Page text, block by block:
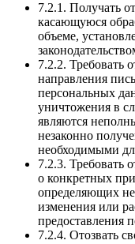
7.2.1. Получать
касающуюся
объеме,
7.2.2. Требовать
направления
персональных
уничтожения в
являются
незаконно
необходимыми
7.2.3. Требовать
о конкретных
определяющих
изменения или
предоставления
7.2.4. Отозвать